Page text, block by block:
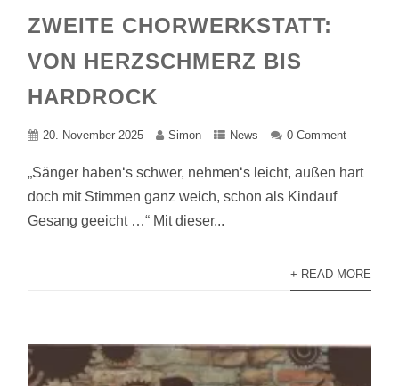
ZWEITE CHORWERKSTATT:
VON HERZSCHMERZ BIS
HARDROCK
20. November 2025 Simon News 0 Comment
„Sänger haben‘s schwer, nehmen‘s leicht, außen hart
doch mit Stimmen ganz weich, schon als Kindauf
Gesang geeicht …“ Mit dieser...
+ READ MORE